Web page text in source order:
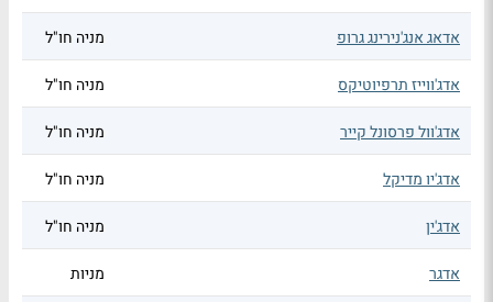
אדאג אנג'נירינג גרופ מניה חו"ל
אדג'ווייז תרפיוטיקס מניה חו"ל
אדג'וול פרסונל קייר מניה חו"ל
אדג'יו מדיקל מניה חו"ל
אדג'ין מניה חו"ל
אדגר מניות